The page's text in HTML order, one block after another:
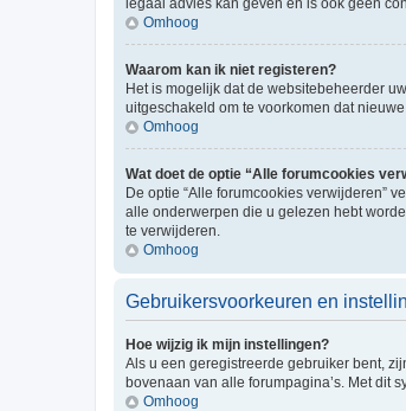
Omhoog
Waarom kan ik niet registeren?
Het is mogelijk dat de websitebeheerder
uitgeschakeld om te voorkomen dat
Omhoog
Wat doet de optie “Alle forumcookies
De optie “Alle forumcookies verwijderen”
alle onderwerpen die u gelezen hebt
te verwijderen.
Omhoog
Gebruikersvoorkeuren en
Hoe wijzig ik mijn instellingen?
Als u een geregistreerde gebruiker bent,
bovenaan van alle forumpagina’s. Met dit
Omhoog